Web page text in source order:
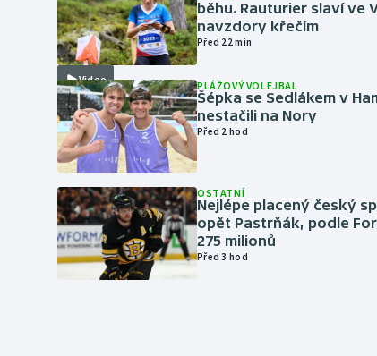
Video
běhu. Rauturier slaví ve
navzdory křečím
Před 22 min
PLÁŽOVÝ VOLEJBAL
Šépka se Sedlákem v
nestačili na Nory
Před 2 hod
OSTATNÍ
Nejlépe placený český
opět Pastrňák, podle
275 milionů
Před 3 hod